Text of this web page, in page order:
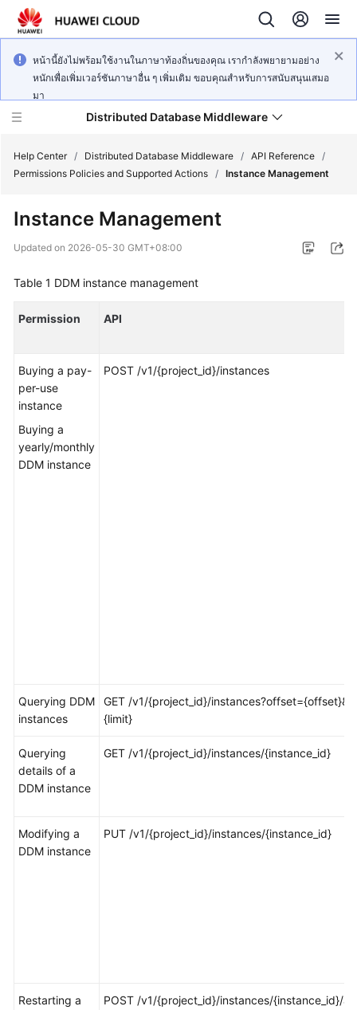
หน้านี้ยังไม่พร้อมใช้งานในภาษาท้องถิ่นของคุณ เรากำลังพยายามอย่าง
หนักเพื่อเพิ่มเวอร์ชันภาษาอื่น ๆ เพิ่มเติม ขอบคุณสำหรับการสนับสนุนเสมอ
มา
Distributed Database Middleware
New
Bulletin
Service
Billing
Getting
Started
User
White
Paper
FAQs
Videos
Documents
Responsibilities
Help Center / Distributed Database Middleware / API Reference /
Permissions Policies and Supported Actions / Instance Management
Instance Management
Updated on 2026-05-30 GMT+08:00
Table 1 DDM instance management
Permission API
Buying a pay-
per-use
instance
Buying a
yearly/monthly
DDM instance
POST /v1/{project_id}/instances
Querying DDM
instances
GET /v1/{project_id}/
{limit}
Querying
details of a
DDM instance
GET /v1/{project_id}/instances/{instance_id}
Modifying a
DDM instance
PUT /v1/{project_id}/instances/{instance_id}
Restarting a
POST /v1/{project_id}/instances/{instance_id}/